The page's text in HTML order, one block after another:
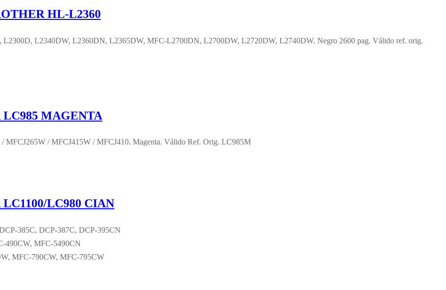
HL-L2360
L2340DW, L2360DN, L2365DW, MFC-L2700DN, L2700DW, L2720DW, L2740DW. Negro 2600 pag. Válido ref. orig.
MAGENTA
MFCJ265W / MFCJ415W / MFCJ410. Magenta. Válido Ref. Orig. LC985M
LC980 CIAN
385C, DCP-387C, DCP-395CN
490CW, MFC-5490CN
MFC-790CW, MFC-795CW